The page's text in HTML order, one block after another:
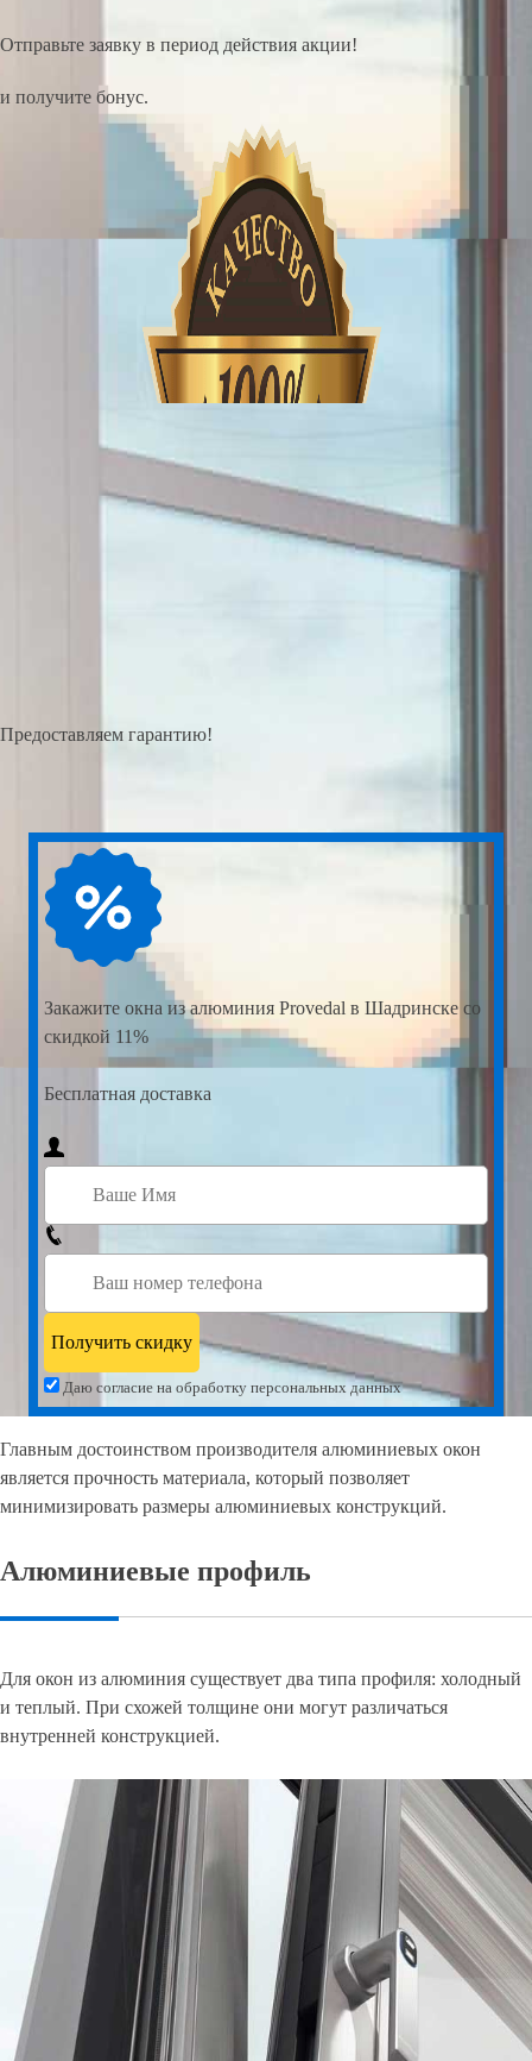
Отправьте заявку в период действия акции!
и получите бонус.
Предоставляем гарантию!
Закажите окна из алюминия Provedal в Шадринске со
скидкой 11%
Бесплатная доставка
Даю согласие на обработку персональных данных
Главным достоинством производителя алюминиевых окон
является прочность материала, который позволяет
минимизировать размеры алюминиевых конструкций.
Алюминиевые профиль
Для окон из алюминия существует два типа профиля: холодный
и теплый. При схожей толщине они могут различаться
внутренней конструкцией.